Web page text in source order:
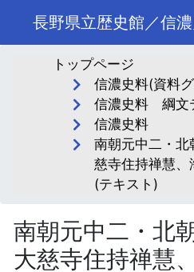
長野県立歴史館／信
トップページ
信濃史料(資料
信濃史料 綱文
信濃史料
南朝元中二・
慈寺住持禅慧、
(テキスト)
南朝元中二・北
大慈寺住持禅慧